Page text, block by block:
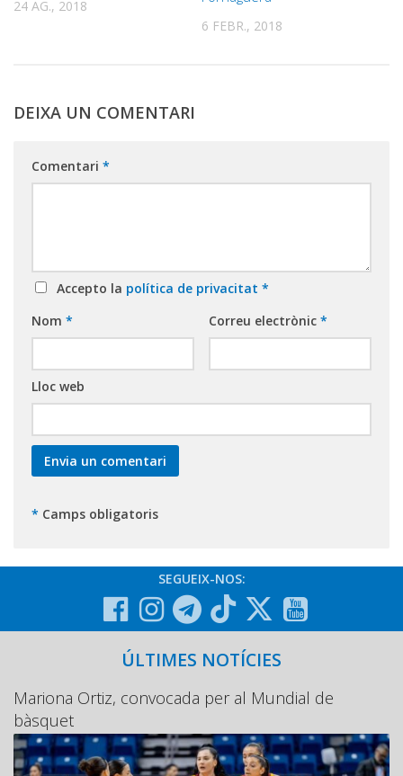
24 AG., 2018
6 FEBR., 2018
DEIXA UN COMENTARI
Comentari *
Accepto la política de privacitat *
Nom * Correu electrònic *
Lloc web
* Camps obligatoris
SEGUEIX-NOS:
ÚLTIMES NOTÍCIES
Mariona Ortiz, convocada per al Mundial de
bàsquet